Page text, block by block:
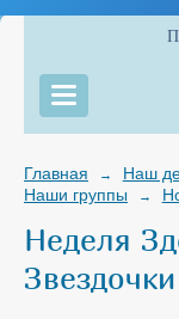
Главная → Наш
Наши группы →
Неделя
Звездочки